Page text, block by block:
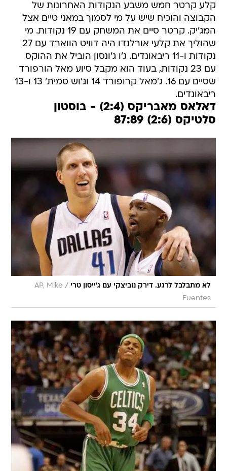
קלע קרטר חמש משבע הנקודות האחרונות של
הקבוצה והוכיח שיש על מי לסמוך במאני טיים אצל
המג'יק. קרטר סיים את המשחק עם 19 נקודות. מי
שהוליך את קלעי אורלנדו היה דוויט הווארד עם 27
נקודות ו-11 ריבאונדים. ג'ו ג'ונסון הוביל את ההוקס
עם 23 נקודות, בעוד הוא מקבל סיוע מאל הורפורד
שסיים עם 16. ג'מאל קרופורד 14 וג'וש סמית' 13 ו-13
ריבאונדים.
דאלאס מאבריקס (2:4) - בוסטון
סלטיקס (2:6) 87:89
לא מתבלבל לרגע. דירק נוביצקי עם ג'ייסון טרי /
AP, Mike
Fuentes